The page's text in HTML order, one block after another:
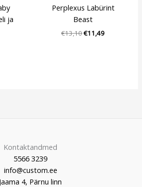
ja
Perplexus Labürint
Beast
€13,10€11,49
Kontaktandmed
5566 3239
info@custom.ee
Jaama 4, Pärnu linn